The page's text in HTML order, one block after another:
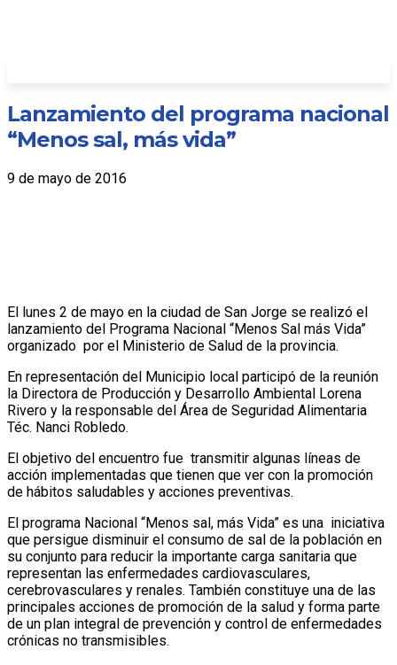
Lanzamiento del programa nacional
“Menos sal, más vida”
9 de mayo de 2016
El lunes 2 de mayo en la ciudad de San Jorge se realizó el
lanzamiento del Programa Nacional “Menos Sal más Vida”
organizado por el Ministerio de Salud de la provincia.
En representación del Municipio local participó de la reunión
la Directora de Producción y Desarrollo Ambiental Lorena
Rivero y la responsable del Área de Seguridad Alimentaria
Téc. Nanci Robledo.
El objetivo del encuentro fue transmitir algunas líneas de
acción implementadas que tienen que ver con la promoción
de hábitos saludables y acciones preventivas.
El programa Nacional “Menos sal, más Vida” es una iniciativa
que persigue disminuir el consumo de sal de la población en
su conjunto para reducir la importante carga sanitaria que
representan las enfermedades cardiovasculares,
cerebrovasculares y renales. También constituye una de las
principales acciones de promoción de la salud y forma parte
de un plan integral de prevención y control de enfermedades
crónicas no transmisibles.